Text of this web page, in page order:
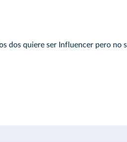
dos quiere ser Influencer pero